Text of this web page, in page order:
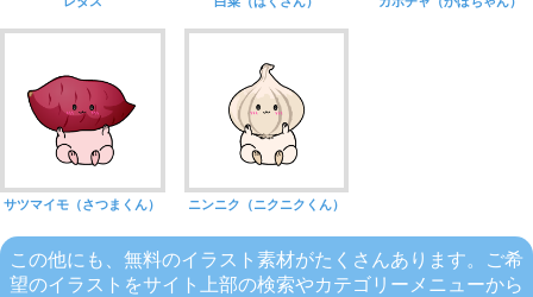
サツマイモ（さつまくん） ニンニク（ニクニクくん）
この他にも、無料のイラスト素材がたくさんあります。ご希
望のイラストをサイト上部の検索やカテゴリーメニューから